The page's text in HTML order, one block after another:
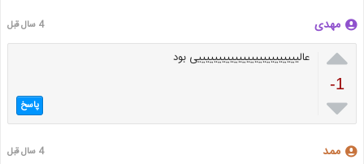
مهدی 4 سال قبل

-1

عالیییییییییییییییییییییییییی بود
پاسخ
ممد 4 سال قبل